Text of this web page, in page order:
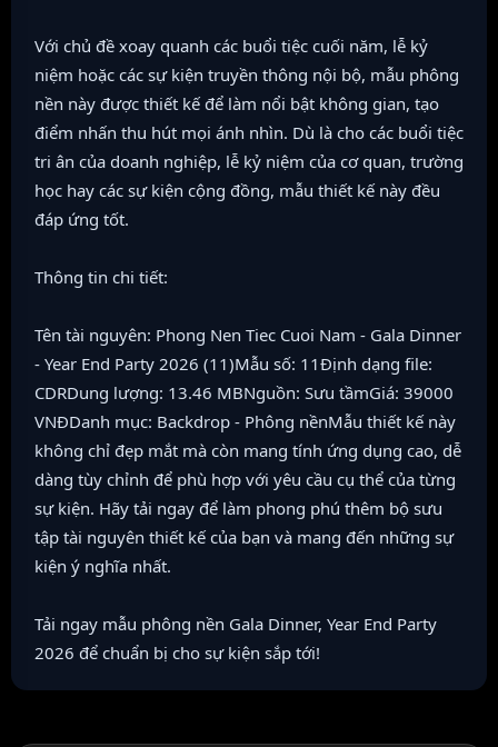
Với chủ đề xoay quanh các buổi tiệc cuối năm, lễ kỷ
niệm hoặc các sự kiện truyền thông nội bộ, mẫu phông
nền này được thiết kế để làm nổi bật không gian, tạo
điểm nhấn thu hút mọi ánh nhìn. Dù là cho các buổi tiệc
tri ân của doanh nghiệp, lễ kỷ niệm của cơ quan, trường
học hay các sự kiện cộng đồng, mẫu thiết kế này đều
đáp ứng tốt.
Thông tin chi tiết:
Tên tài nguyên: Phong Nen Tiec Cuoi Nam - Gala Dinner
- Year End Party 2026 (11)Mẫu số: 11Định dạng file:
CDRDung lượng: 13.46 MBNguồn: Sưu tầmGiá: 39000
VNĐDanh mục: Backdrop - Phông nềnMẫu thiết kế này
không chỉ đẹp mắt mà còn mang tính ứng dụng cao, dễ
dàng tùy chỉnh để phù hợp với yêu cầu cụ thể của từng
sự kiện. Hãy tải ngay để làm phong phú thêm bộ sưu
tập tài nguyên thiết kế của bạn và mang đến những sự
kiện ý nghĩa nhất.
Tải ngay mẫu phông nền Gala Dinner, Year End Party
2026 để chuẩn bị cho sự kiện sắp tới!